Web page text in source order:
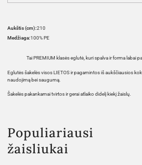
Aukštis (cm):210
Medžiaga:100% PE
Tai PREMIUM klasės eglutė, kuri spalva ir forma labai
Eglutės šakelės visos LIETOS ir pagamintos iš aukščiausios
naudojimą bei saugumą.
Šakelės pakankamai tvirtos ir gerai atlaiko didelį kiekį žaislų.
Populiariausi
žaisliukai